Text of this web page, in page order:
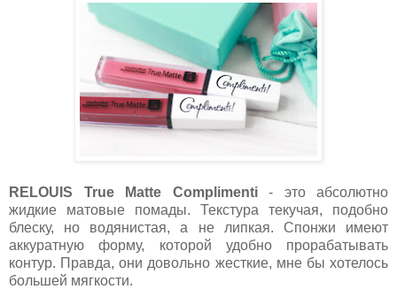
RELOUIS True Matte Complimenti - это абсолютно
жидкие матовые помады. Текстура текучая, подобно
блеску, но водянистая, а не липкая. Спонжи имеют
аккуратную форму, которой удобно прорабатывать
контур. Правда, они довольно жесткие, мне бы хотелось
большей мягкости.